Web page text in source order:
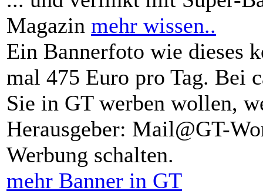
Magazin mehr wissen..
Ein Bannerfoto wie dieses
mal 475 Euro pro Tag. Bei
Sie in GT werben wollen,
Herausgeber: Mail@GT-
Werbung schalten.
mehr Banner in GT